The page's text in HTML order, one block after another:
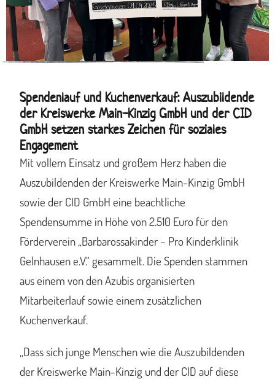
Spendenlauf und Kuchenverkauf: Auszubildende
der Kreiswerke Main-Kinzig GmbH und der CID
GmbH setzen starkes Zeichen für soziales
Engagement
Mit vollem Einsatz und großem Herz haben die
Auszubildenden der Kreiswerke Main-Kinzig GmbH
sowie der CID GmbH eine beachtliche
Spendensumme in Höhe von 2.510 Euro für den
Förderverein „Barbarossakinder – Pro Kinderklinik
Gelnhausen e.V.“ gesammelt. Die Spenden stammen
aus einem von den Azubis organisierten
Mitarbeiterlauf sowie einem zusätzlichen
Kuchenverkauf.
„Dass sich junge Menschen wie die Auszubildenden
der Kreiswerke Main-Kinzig und der CID auf diese